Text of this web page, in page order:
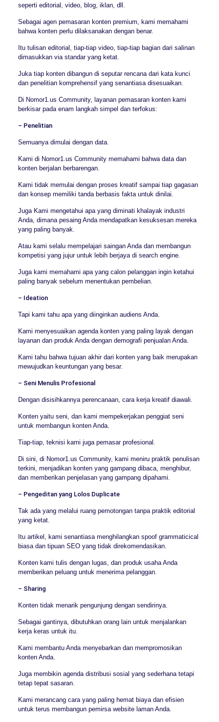
seperti editorial, video, blog, iklan, dll.
Sebagai agen pemasaran konten premium, kami memahami
bahwa konten perlu dilaksanakan dengan benar.
Itu tulisan editorial, tiap-tiap video, tiap-tiap bagian dari salinan
dimasukkan via standar yang ketat.
Juka tiap konten dibangun di seputar rencana dari kata kunci
dan penelitian komprehensif yang senantiasa disesuaikan.
Di Nomor1.us Community, layanan pemasaran konten kami
berkisar pada enam langkah simpel dan terfokus:
– Penelitian
Semuanya dimulai dengan data.
Kami di Nomor1.us Community memahami bahwa data dan
konten berjalan berbarengan.
Kami tidak memulai dengan proses kreatif sampai tiap gagasan
dan konsep memiliki tanda berbasis fakta untuk dinilai.
Juga Kami mengetahui apa yang diminati khalayak industri
Anda, dimana pesaing Anda mendapatkan kesuksesan mereka
yang paling banyak.
Atau kami selalu mempelajari saingan Anda dan membangun
kompetisi yang jujur untuk lebih berjaya di search engine.
Juga kami memahami apa yang calon pelanggan ingin ketahui
paling banyak sebelum menentukan pembelian.
– Ideation
Tapi kami tahu apa yang diinginkan audiens Anda.
Kami menyesuaikan agenda konten yang paling layak dengan
layanan dan produk Anda dengan demografi penjualan Anda.
Kami tahu bahwa tujuan akhir dari konten yang baik merupakan
mewujudkan keuntungan yang besar.
– Seni Menulis Profesional
Dengan disisihkannya perencanaan, cara kerja kreatif diawali.
Konten yaitu seni, dan kami mempekerjakan penggiat seni
untuk membangun konten Anda.
Tiap-tiap, teknisi kami juga pemasar profesional.
Di sini, di Nomor1.us Community, kami meniru praktik penulisan
terkini, menjadikan konten yang gampang dibaca, menghibur,
dan memberikan penjelasan yang gampang dipahami.
– Pengeditan yang Lolos Duplicate
Tak ada yang melalui ruang pemotongan tanpa praktik editorial
yang ketat.
Itu artikel, kami senantiasa menghilangkan spoof grammaticical
biasa dan tipuan SEO yang tidak direkomendasikan.
Konten kami tulis dengan lugas, dan produk usaha Anda
memberikan peluang untuk menerima pelanggan.
– Sharing
Konten tidak menarik pengunjung dengan sendirinya.
Sebagai gantinya, dibutuhkan orang lain untuk menjalankan
kerja keras untuk itu.
Kami membantu Anda menyebarkan dan mempromosikan
konten Anda.
Juga membikin agenda distribusi sosial yang sederhana tetapi
tetap tepat sasaran.
Kami merancang cara yang paling hemat biaya dan efisien
untuk terus membangun pemirsa website laman Anda.